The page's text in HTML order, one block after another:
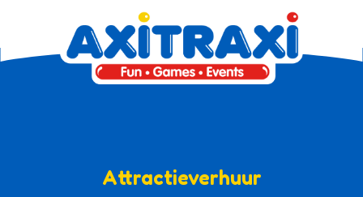
Attractieverhuur